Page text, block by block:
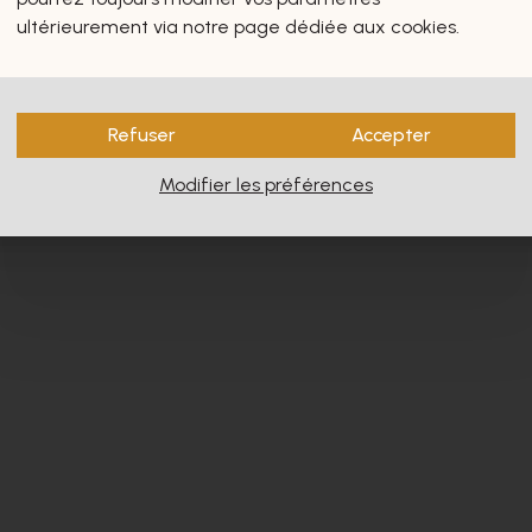
vous intéresseront
ultérieurement via notre page dédiée aux cookies.
Refuser Accepter
Modifier les préférences